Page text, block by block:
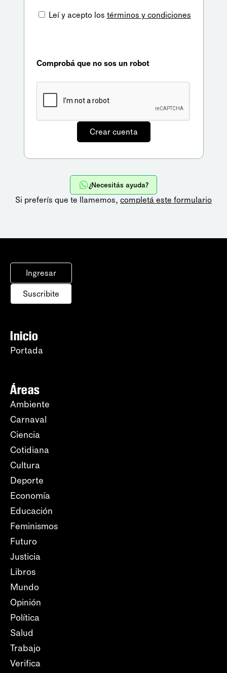
Leí y acepto los términos y condiciones
Comprobá que no sos un robot
¿Necesitás ayuda?
Si preferís que te llamemos, completá este formulario
Ingresar
Suscribite
Inicio
Portada
Áreas
Ambiente
Carnaval
Ciencia
Cotidiana
Cultura
Deporte
Economía
Educación
Feminismos
Futuro
Justicia
Libros
Mundo
Opinión
Política
Salud
Trabajo
Verifica